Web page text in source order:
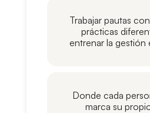
Trabajar pautas
prácticas
entrenar la gestión
Donde cada
marca su